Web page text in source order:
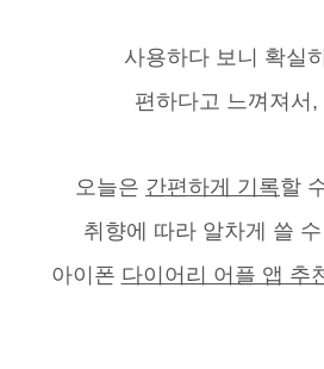
사용하다 보니 확실히
편하다고 느껴져서,
오늘은 간편하게 기록할
취향에 따라 알차게 쓸
아이폰 다이어리 어플 앱 추